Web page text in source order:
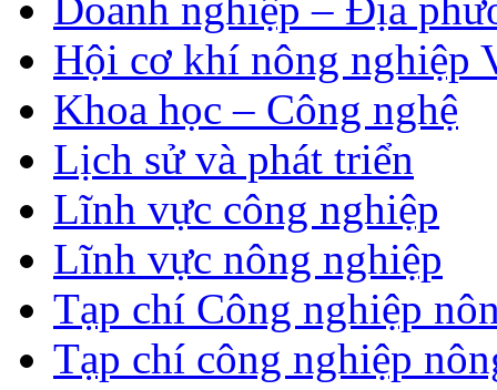
Hội cơ khí nông nghiệp
Khoa học – Công nghệ
Lịch sử và phát triển
Lĩnh vực công nghiệp
Lĩnh vực nông nghiệp
Tạp chí Công nghiệp
Tạp chí công nghiệp